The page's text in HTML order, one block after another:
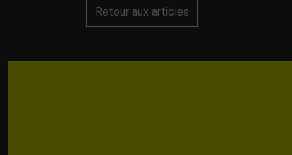
Retour aux articles